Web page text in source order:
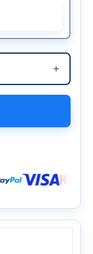
Erhöhe
die
Menge
Joyor
Y6-
S
(ohne